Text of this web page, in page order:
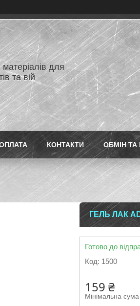
матеріалів для
та вій
КОНТАКТИ ОБМІН
ГЕЛЬ ЛАК
Готово до
Код: 1500
159 ₴
Мінімальна